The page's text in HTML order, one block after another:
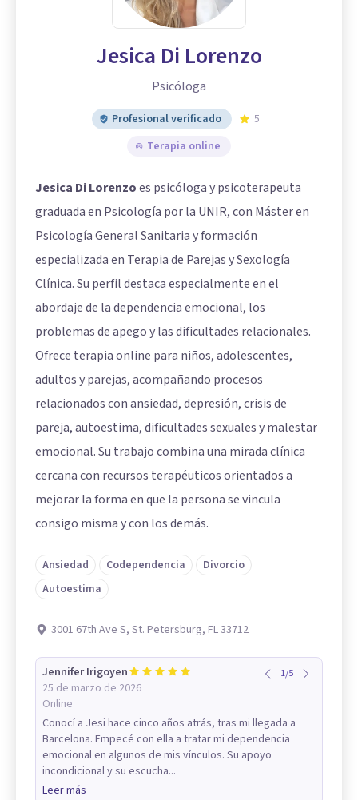
Jesica Di Lorenzo
Psicóloga
Profesional verificado
5
Terapia online
Jesica Di Lorenzoes psicóloga y psicoterapeuta
graduada en Psicología por la UNIR, con Máster en
Psicología General Sanitaria y formación
especializada en Terapia de Parejas y Sexología
Clínica. Su perfil destaca especialmente en el
abordaje de la dependencia emocional, los
problemas de apego y las dificultades relacionales.
Ofrece terapia online para niños, adolescentes,
adultos y parejas, acompañando procesos
relacionados con ansiedad, depresión, crisis de
pareja, autoestima, dificultades sexuales y malestar
emocional. Su trabajo combina una mirada clínica
cercana con recursos terapéuticos orientados a
mejorar la forma en que la persona se vincula
consigo misma y con los demás.
Ansiedad Codependencia
Divorcio
Autoestima
3001 67th Ave S, St. Petersburg, FL 33712
Jennifer Irigoyen
25 de marzo de 2026
Online
1/5
Conocí a Jesi hace cinco años atrás, tras mi llegada a
Barcelona. Empecé con ella a tratar mi dependencia
emocional en algunos de mis vínculos. Su apoyo
incondicional y su escucha...
Leer más